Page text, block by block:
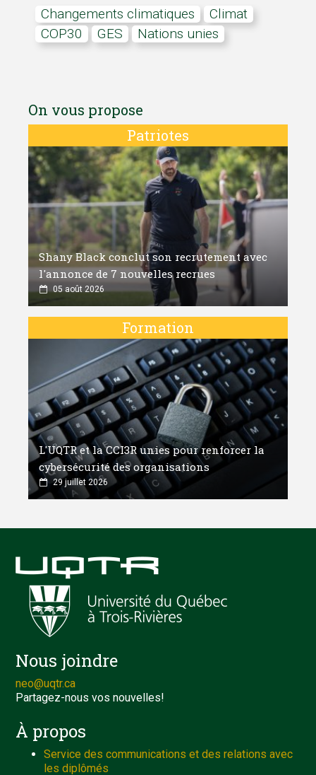
Changements climatiques
climat
COP30
GES Nations unies
On vous propose
Patriotes
Shany Black conclut son recrutement avec
l'annonce de 7 nouvelles recrues
05 août 2026
Formation
L'UQTR et la CCI3R unies pour renforcer la
cybersécurité des organisations
29 juillet 2026
Nous joindre
neo@uqtr.ca
Partagez-nous vos nouvelles!
À propos
Service des communications et des relations avec
les diplômés